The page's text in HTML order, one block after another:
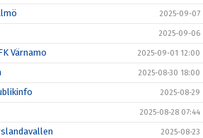
2025-09-07
2025-09-06
Värnamo 2025-09-01 12:00
2025-08-30 18:00
2025-08-29
2025-08-28 07:44
2025-08-23